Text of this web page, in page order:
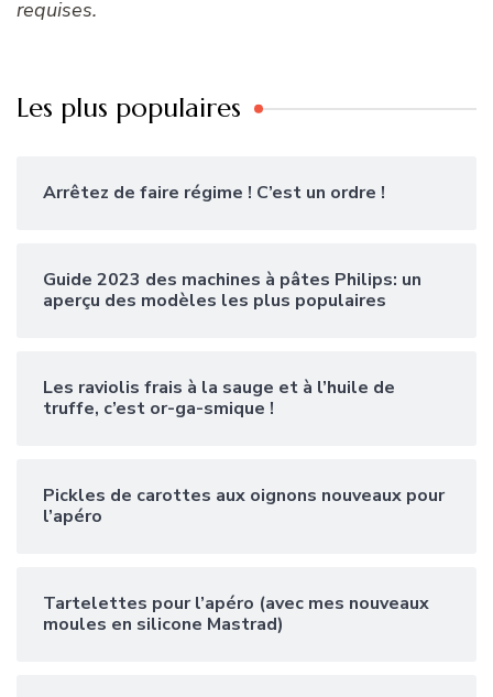
requises.
Les plus populaires
Arrêtez de faire régime ! C’est un ordre !
Guide 2023 des machines à pâtes Philips: un
aperçu des modèles les plus populaires
Les raviolis frais à la sauge et à l’huile de
truffe, c’est or-ga-smique !
Pickles de carottes aux oignons nouveaux pour
l’apéro
Tartelettes pour l’apéro (avec mes nouveaux
moules en silicone Mastrad)